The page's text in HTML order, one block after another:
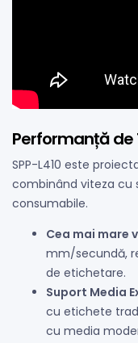
Performanță de
SPP-L410 este
combinând viteza cu
consumabile.
Cea mai mare
mm/secundă,
de etichetare.
Suport Media
cu etichete
cu media